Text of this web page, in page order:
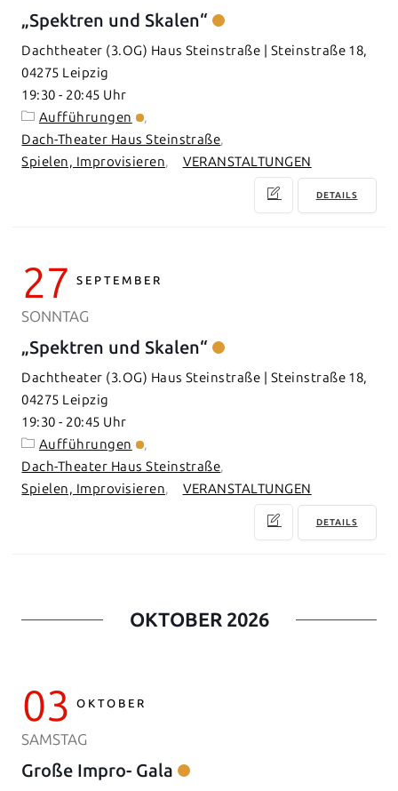
„Spektren und Skalen“
Dachtheater (3.OG) Haus Steinstraße | Steinstraße 18,
04275 Leipzig
19:30 - 20:45
Aufführungen
Dach-Theater Haus Steinstraße
Spielen, Improvisieren
VERANSTALTUNGEN
DETAILS
27 SEPTEMBER
SONNTAG
„Spektren und Skalen“
Dachtheater (3.OG) Haus Steinstraße | Steinstraße 18,
04275 Leipzig
19:30 - 20:45
Aufführungen
Dach-Theater Haus Steinstraße
Spielen, Improvisieren
VERANSTALTUNGEN
DETAILS
OKTOBER 2026
03 OKTOBER
SAMSTAG
Große Impro- Gala